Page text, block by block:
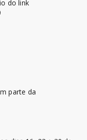
do link
parte da